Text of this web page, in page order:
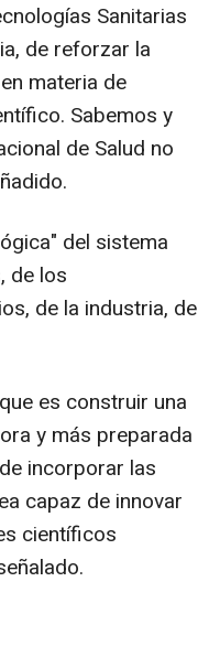
Sanitarias
de reforzar la
materia de
Sabemos y
de Salud no
del sistema
de los
de la industria, de
es construir una
y más preparada
incorporar las
capaz de innovar
científicos